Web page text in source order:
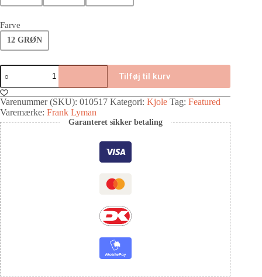
Farve
12 GRØN
Tilføj til kurv
Varenummer (SKU): 010517 Kategori: Kjole Tag: Featured
Varemærke: Frank Lyman
Garanteret sikker betaling